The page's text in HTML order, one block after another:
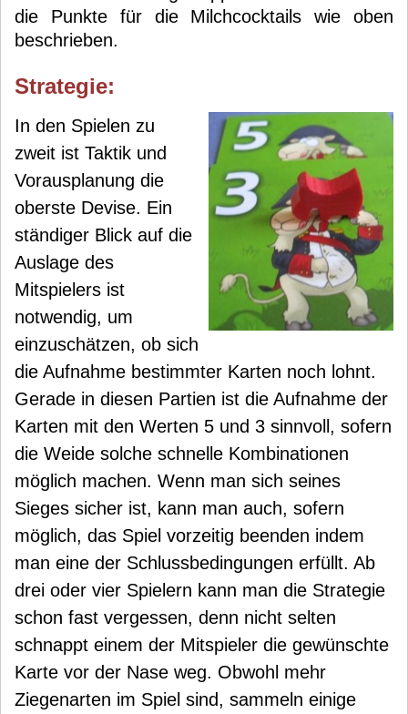
die Punkte für die Milchcocktails wie oben
beschrieben.
Strategie:
In den Spielen zu
zweit ist Taktik und
Vorausplanung die
oberste Devise. Ein
ständiger Blick auf die
Auslage des
Mitspielers ist
notwendig, um
einzuschätzen, ob sich
die Aufnahme bestimmter Karten noch lohnt.
Gerade in diesen Partien ist die Aufnahme der
Karten mit den Werten 5 und 3 sinnvoll, sofern
die Weide solche schnelle Kombinationen
möglich machen. Wenn man sich seines
Sieges sicher ist, kann man auch, sofern
möglich, das Spiel vorzeitig beenden indem
man eine der Schlussbedingungen erfüllt. Ab
drei oder vier Spielern kann man die Strategie
schon fast vergessen, denn nicht selten
schnappt einem der Mitspieler die gewünschte
Karte vor der Nase weg. Obwohl mehr
Ziegenarten im Spiel sind, sammeln einige